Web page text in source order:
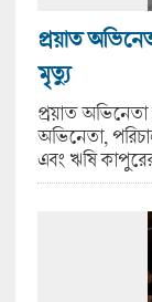
প্রয়াত
মৃত্যু
প্রয়াত
অভিনেতা,
এবং ঋষি